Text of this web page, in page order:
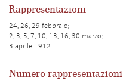
Rappresentazioni
24, 26, 29 febbraio;
2, 3, 5, 7, 10, 13, 16, 30 marzo;
3 aprile 1912
Numero rappresentazioni